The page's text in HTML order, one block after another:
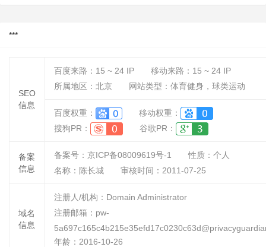
***
SEO
信息
百度来路： 15 ~ 24 IP 移动来路： 15 ~ 24 IP
所属地区：北京
网站类型：体育健身，球类运动
百度权重：
移动权重：
搜狗PR：
谷歌PR：
备案
信息
备案号：京ICP备08009619号-1 性质： 个人
名称： 陈长城 审核时间： 2011-07-25
域名
信息
注册人/机构：Domain Administrator
注册邮箱：pw-
年龄：2016-10-26